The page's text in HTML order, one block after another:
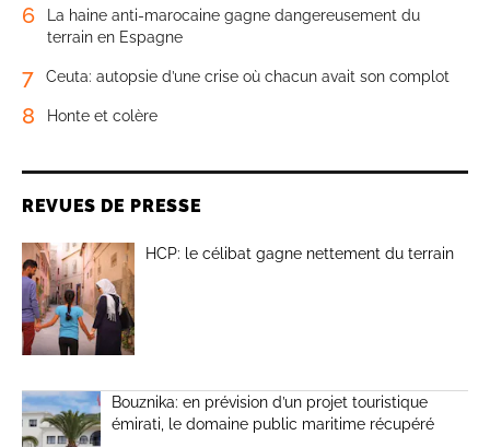
6
La haine anti-marocaine gagne dangereusement du
terrain en Espagne
7 Ceuta: autopsie d’une crise où chacun avait son complot
8 Honte et colère
REVUES DE PRESSE
HCP: le célibat gagne nettement du terrain
Bouznika: en prévision d’un projet touristique
émirati, le domaine public maritime récupéré